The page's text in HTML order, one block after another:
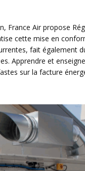
France Air propose
cette mise en
fait également
Apprendre et
sur la facture